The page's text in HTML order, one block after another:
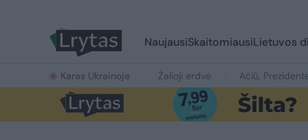
NaujausiSkaitomiausiLietuvos
Karas Ukrainoje Žalioji erdvė Ačiū,